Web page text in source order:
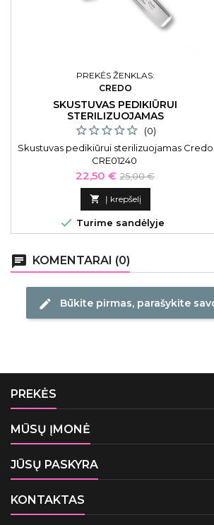
PREKĖS ŽENKLAS:
CREDO
SKUSTUVAS PEDIKIŪRUI
STERILIZUOJAMAS
(0)
Skustuvas pedikiūrui sterilizuojamas Credo
CRE01240
Kaina
22,50 € Bazinė
kaina
25,00 €
 Į krepšelį
 Turime sandėlyje
chat KOMENTARAI (0)
edit Būkite pirmas, parašykite
PREKĖS
MŪSŲ ĮMONĖ
JŪSŲ PASKYRA
KONTAKTAS